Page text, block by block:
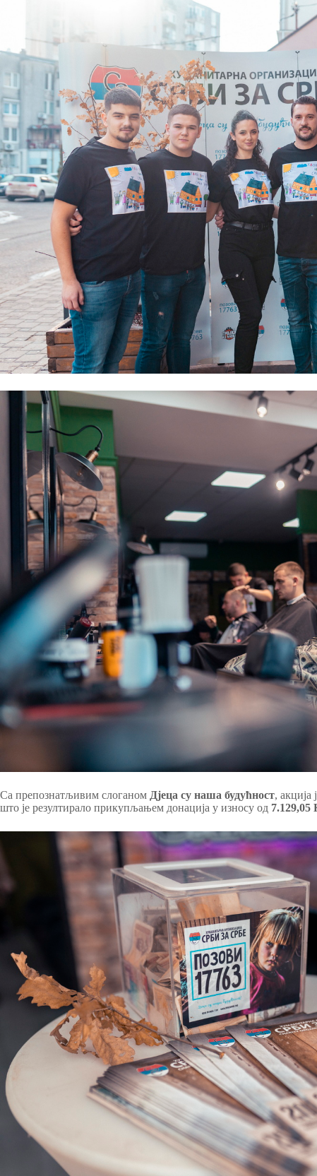
Са препознатљивим слоганом Дјеца су наша будућност, акција
што је резултирало прикупљањем донација у износу од